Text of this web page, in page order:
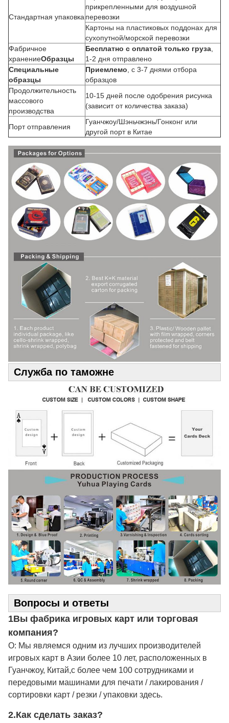
Стандартная упаковка
прикрепленными для воздушной
перевозки
Картоны на пластиковых поддонах для
сухопутной/морской перевозки
Фабричное
хранениеОбразцы
Бесплатно с оплатой только груза,
1-2 дня отправлено
Специальные
образцы
Приемлемо, с 3-7 днями отбора
образцов
Продолжительность
массового
производства
10-15 дней после одобрения рисунка
(зависит от количества заказа)
Порт отправления
Гуанчжоу/Шэньчжэнь/Гонконг или
другой порт в Китае
Служба по таможне
Вопросы и ответы
1Вы фабрика игровых карт или торговая
компания?
О: Мы являемся одним из лучших производителей
игровых карт в Азии более 10 лет, расположенных в
Гуанчжоу, Китай,с более чем 100 сотрудниками и
передовыми машинами для печати / лакирования /
сортировки карт / резки / упаковки здесь.
2.Как сделать заказ?